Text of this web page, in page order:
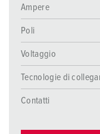
Ampere
Poli
Voltaggio
Tecnologie di
Contatti